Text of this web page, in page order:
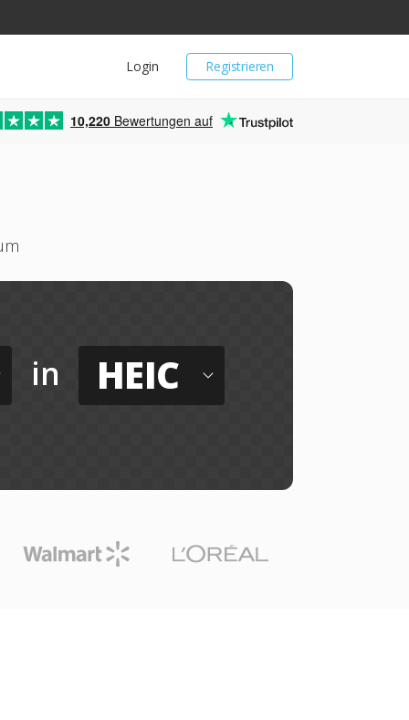
Registrieren
Login
10,220 Bewertungen auf
in HEIC